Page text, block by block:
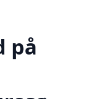
på